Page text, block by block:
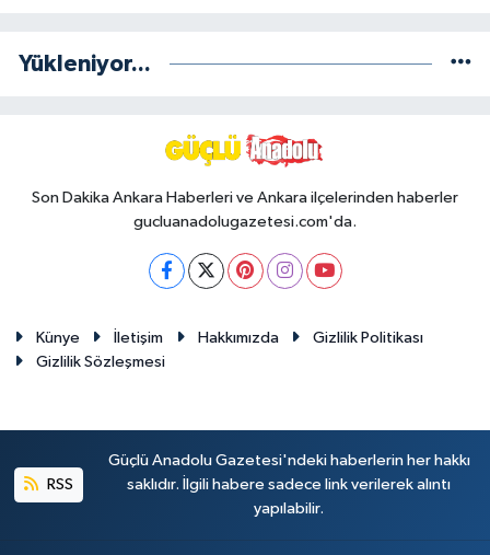
Yükleniyor...
Son Dakika Ankara Haberleri ve Ankara ilçelerinden haberler
gucluanadolugazetesi.com'da.
Künye İletişim Hakkımızda
Gizlilik Politikası
Gizlilik Sözleşmesi
RSS
Güçlü Anadolu Gazetesi'ndeki haberlerin her hakkı
saklıdır. İlgili habere sadece link verilerek alıntı
yapılabilir.